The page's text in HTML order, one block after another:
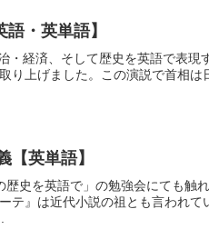
・英単語】
・経済、そして歴史を英語で表現
り上げました。この演説で首相は
英単語】
史を英語で」の勉強会にても触れ
テ』は近代小説の祖とも言われて